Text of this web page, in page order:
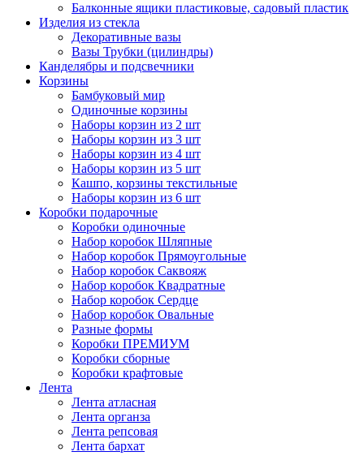
Балконные ящики пластиковые, садовый пластик
Изделия из стекла
Декоративные вазы
Вазы Трубки (цилиндры)
Канделябры и подсвечники
Корзины
Бамбуковый мир
Одиночные корзины
Наборы корзин из 2 шт
Наборы корзин из 3 шт
Наборы корзин из 4 шт
Наборы корзин из 5 шт
Кашпо, корзины текстильные
Наборы корзин из 6 шт
Коробки подарочные
Коробки одиночные
Набор коробок Шляпные
Набор коробок Прямоугольные
Набор коробок Саквояж
Набор коробок Квадратные
Набор коробок Сердце
Набор коробок Овальные
Разные формы
Коробки ПРЕМИУМ
Коробки сборные
Коробки крафтовые
Лента
Лента атласная
Лента органза
Лента репсовая
Лента бархат